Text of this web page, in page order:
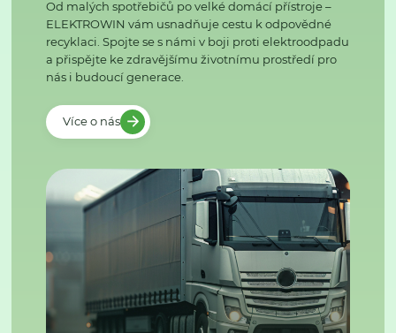
Od malých spotřebičů po velké domácí přístroje –
ELEKTROWIN vám usnadňuje cestu k odpovědné
recyklaci. Spojte se s námi v boji proti elektroodpadu
a přispějte ke zdravějšímu životnímu prostředí pro
nás i budoucí generace.
Více o nás